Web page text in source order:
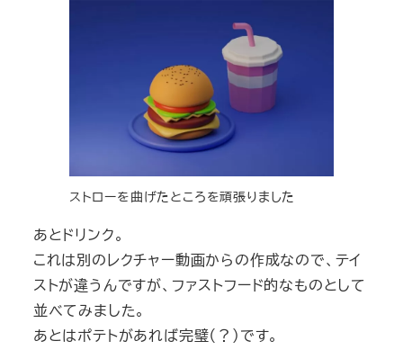
ストローを曲げたところを頑張りました
あとドリンク。
これは別のレクチャー動画からの作成なので、テイ
ストが違うんですが、ファストフード的なものとして
並べてみました。
あとはポテトがあれば完璧（？）です。